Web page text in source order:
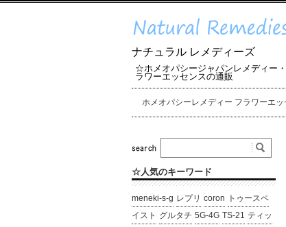
ナチュラル レメディーズ
☆ホメオパシージャパンレメディー
ラワーエッセンスの通販
ホメオパシーレメディー フラワーエ
☆人気のキーワード
meneki-s-g レプリ coron
トゥースペ
イスト グルタチ 5G-4G TS-21 ティッ